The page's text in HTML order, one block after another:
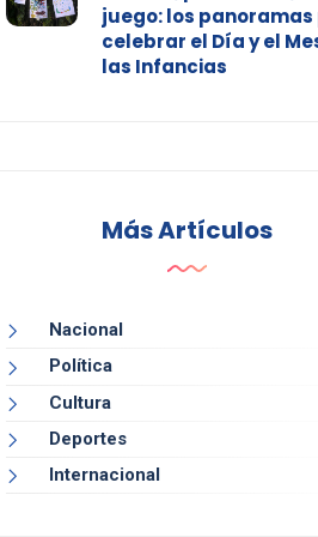
juego: los
celebrar el Día y el
las Infancias
Más Artículos
Nacional
Política
Cultura
Deportes
Internacional